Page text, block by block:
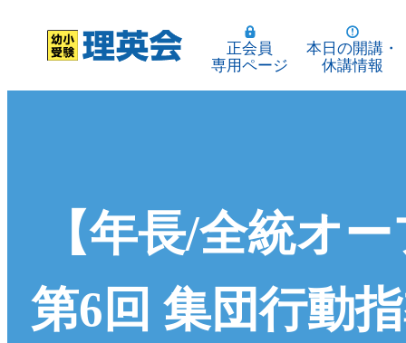
正会員
専用ページ
本日の開講・
休講情報
【年長/全統オ
第6回 集団行動